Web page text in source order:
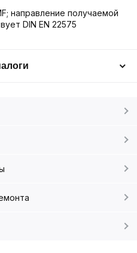
направление получаемой
DIN EN 22575